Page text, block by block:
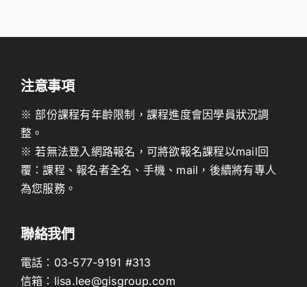
注意事項
※ 部份課程有年齡限制，課程進度會因學員狀況調
整。
※ 若無法登入網路報名，可將欲報名課程以mail回
覆：課程、報名者全名、手機、mail，後續將有專人
為您服務。
聯絡我們
電話： 03-577-9191 #313
信箱： lisa.lee@gisgroup.com